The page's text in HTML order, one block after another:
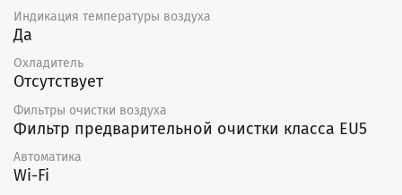
Индикация температуры воздуха
Да
Охладитель
Отсутствует
Фильтры очистки воздуха
Фильтр предварительной очистки класса EU5
Автоматика
Wi-Fi